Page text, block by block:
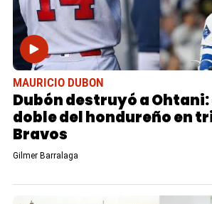
MAURICIO DUBON
Dubón destruyó a Ohtani:
doble del hondureño en
Bravos
Gilmer Barralaga